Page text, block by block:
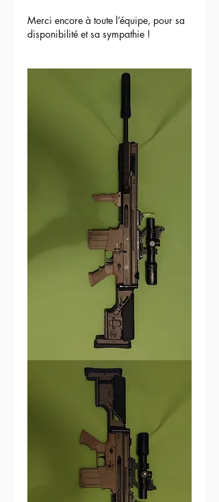
Merci encore à toute l’équipe, pour sa
disponibilité et sa sympathie !